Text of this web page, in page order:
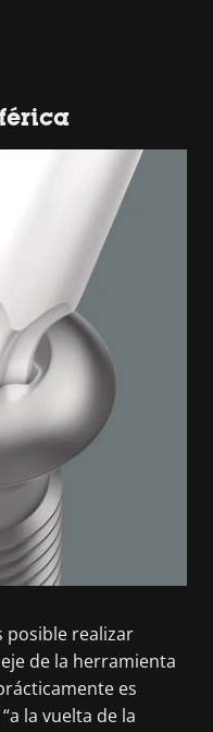
posible realizar
de la herramienta
es
la vuelta de la